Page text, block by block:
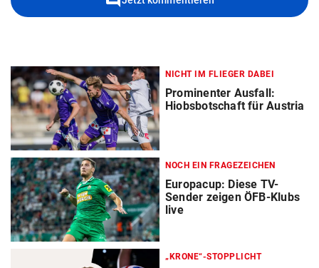
NICHT IM FLIEGER DABEI
Prominenter Ausfall:
Hiobsbotschaft für Austria
NOCH EIN FRAGEZEICHEN
Europacup: Diese TV-
Sender zeigen ÖFB-Klubs
live
„KRONE“-STOPPLICHT